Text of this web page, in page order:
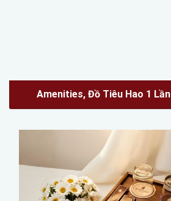
Amenities, Đồ Tiêu Hao 1 Lần